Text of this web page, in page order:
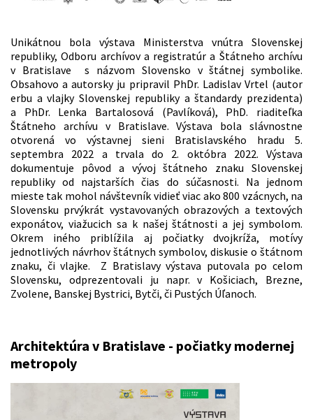
Unikátnou bola výstava Ministerstva vnútra Slovenskej
republiky, Odboru archívov a registratúr a Štátneho archívu
v Bratislave s názvom Slovensko v štátnej symbolike.
Obsahovo a autorsky ju pripravil PhDr. Ladislav Vrtel (autor
erbu a vlajky Slovenskej republiky a štandardy prezidenta)
a PhDr. Lenka Bartalosová (Pavlíková), PhD. riaditeľka
Štátneho archívu v Bratislave. Výstava bola slávnostne
otvorená vo výstavnej sieni Bratislavského hradu 5.
septembra 2022 a trvala do 2. októbra 2022. Výstava
dokumentuje pôvod a vývoj štátneho znaku Slovenskej
republiky od najstarších čias do súčasnosti. Na jednom
mieste tak mohol návštevník vidieť viac ako 800 vzácnych, na
Slovensku prvýkrát vystavovaných obrazových a textových
exponátov, viažucich sa k našej štátnosti a jej symbolom.
Okrem iného priblížila aj počiatky dvojkríža, motívy
jednotlivých návrhov štátnych symbolov, diskusie o štátnom
znaku, či vlajke. Z Bratislavy výstava putovala po celom
Slovensku, odprezentovali ju napr. v Košiciach, Brezne,
Zvolene, Banskej Bystrici, Bytči, či Pustých Úľanoch.
Architektúra v Bratislave - počiatky modernej
metropoly